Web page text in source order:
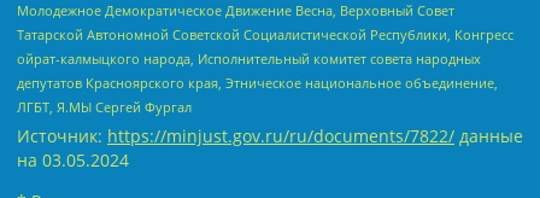
Молодежное Демократическое Движение Весна, Верховный Совет
Татарской Автономной Советской Социалистической Республики, Конгресс
ойрат-калмыцкого народа, Исполнительный комитет совета народных
депутатов Красноярского края, Этническое национальное объединение,
ЛГБТ, Я.МЫ Сергей Фургал
Источник: https://minjust.gov.ru/ru/documents/7822/ данные
на 03.05.2024